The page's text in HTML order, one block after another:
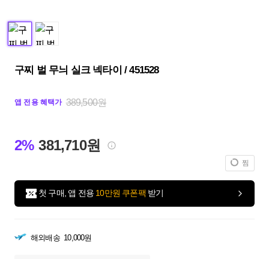
구찌 벌 무늬 실크 넥타이 / 451528
앱 전용 혜택가 389,500원
2% 381,710원
찜
첫 구매, 앱 전용 10만원 쿠폰팩 받기
해외배송 10,000원